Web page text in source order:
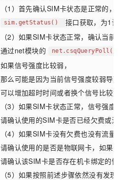
（1）首先确认SIM卡状态是正常的，
sim.getStatus()
接口获取，为1说
（2）如果SIM卡状态正常，确认当前信
通过net模块的
net.csqQueryPoll()
如果信号强度比较弱，
那么可能是因为当前信号强度较弱导致
可以增加超时时间或者换个信号比较好
（3）如果SIM卡状态正常，信号强度也
请确认使用的SIM卡是否已经欠费或流
（4）如果SIM卡没有欠费也没有流量不
请确认使用的是否是物联网卡，如果是
请确认该SIM卡是否存在机卡绑定的情
（5）如果按照前述步骤依然没有发现